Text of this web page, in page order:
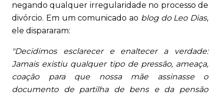
negando qualquer irregularidade no processo de
divórcio. Em um comunicado ao blog do Leo Dias,
ele dispararam:
"Decidimos esclarecer e enaltecer a verdade:
Jamais existiu qualquer tipo de pressão, ameaça,
coação para que nossa mãe assinasse o
documento de partilha de bens e da pensão